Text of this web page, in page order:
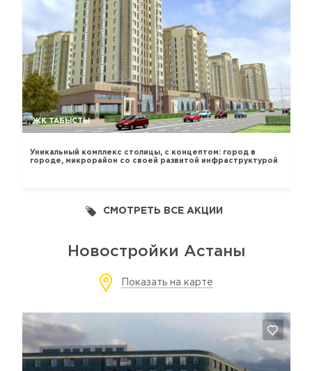
ЖК ТАБЫСТЫ
Уникальный комплекс столицы, с концептом: город в
городе, микрорайон со своей развитой инфраструктурой
СМОТРЕТЬ ВСЕ АКЦИИ
Новостройки Астаны
Показать на карте